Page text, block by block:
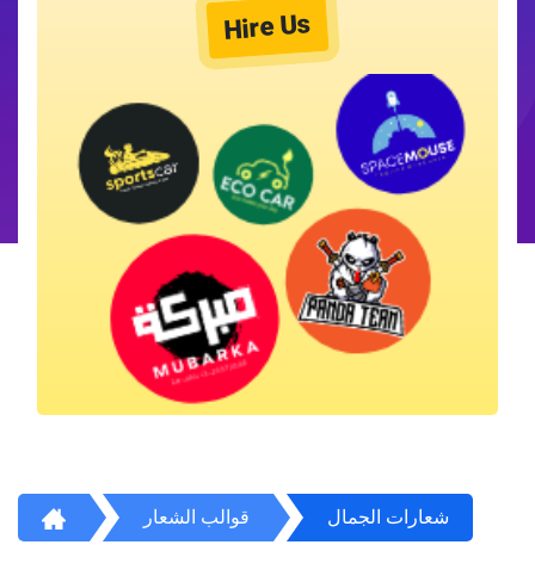
Hire Us
قوالب الشعار شعارات الجمال